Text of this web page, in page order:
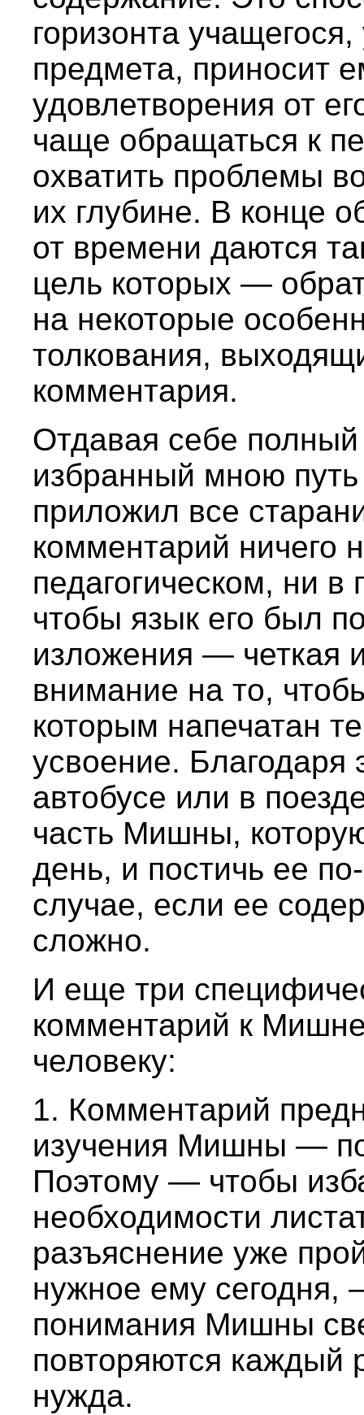
горизонта
предмета, приносит
удовлетворения от
чаще обращаться к
охватить проблемы
их глубине. В конце
от времени даются
цель которых —
на некоторые
толкования,
комментария.
Отдавая себе полный
избранный мною
приложил все
комментарий ничего
педагогическом, ни
чтобы язык его был
изложения — четкая
внимание на то,
которым напечатан
усвоение.
автобусе или в
часть Мишны,
день, и постичь ее
случае, если ее
сложно.
И еще три
комментарий к
человеку:
1. Комментарий
изучения Мишны —
Поэтому — чтобы
необходимости
разъяснение уже
нужное ему
понимания Мишны
повторяются каждый
нужда.